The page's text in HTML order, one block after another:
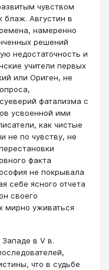
чувством
блаж. Августин в
намеренно
решений
недостаточность и
учители первых
или Ориген, не
фатализма с
усвоенной ими
как чистые
не по чувству, не
факта
не покрывала
себе ясного отчета
своего
мирно уживаться
в V в.
что в судьбе